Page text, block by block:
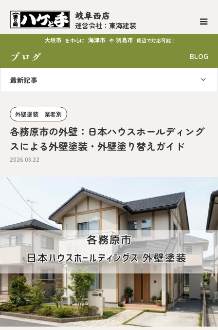
岐阜西店
運営会社：東海建装
大垣市 を中心に 海津市 や 羽島市 周辺で対応可能！
ブログ BLOG
最新記事
外壁塗装 業者別
各務原市の外壁：日本ハウスホールディング
スによる外壁塗装・外壁塗り替えガイド
2026.03.22